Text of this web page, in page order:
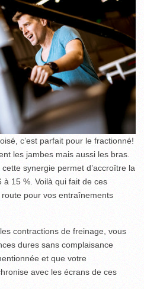
c’est parfait pour le fractionné!
les jambes mais aussi les bras.
synergie permet d’accroître la
à 15 %. Voilà qui fait de ces
pour vos entraînements
contractions de freinage, vous
dures sans complaisance
et que votre
avec les écrans de ces